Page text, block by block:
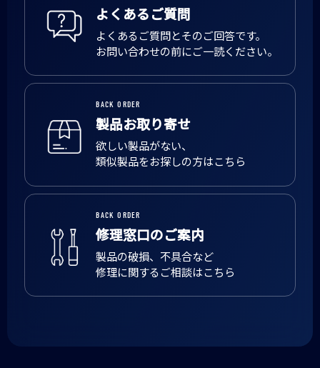
よくあるご質問
よくあるご質問とそのご回答です。
お問い合わせの前にご一読ください。
BACK ORDER
製品お取り寄せ
欲しい製品がない、
類似製品をお探しの方はこちら
BACK ORDER
修理窓口のご案内
製品の破損、不具合など
修理に関するご相談はこちら